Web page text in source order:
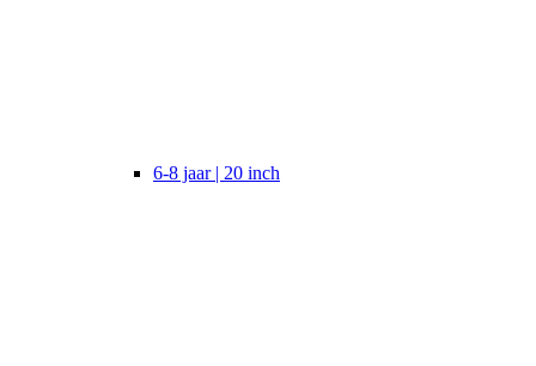
6-8 jaar | 20 inch